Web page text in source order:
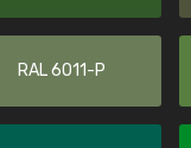
RAL 6011-P